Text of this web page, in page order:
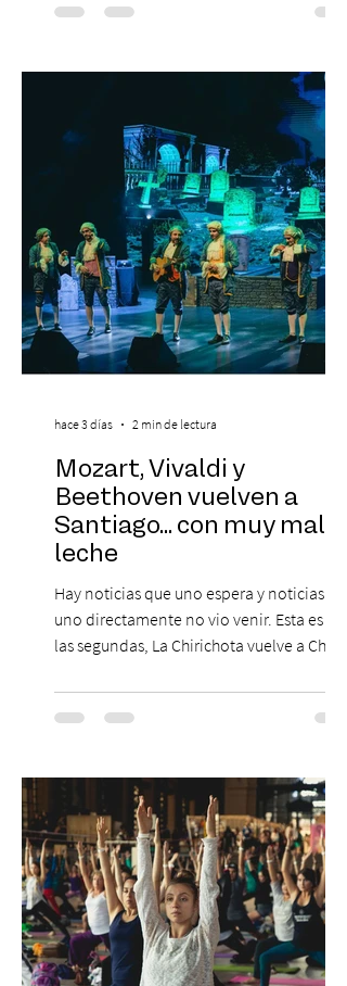
Hípico de Santiago. Últimos Weekend
con venta a través de Puntoticket.com
Creamfields Chile, el festival de música
electrónica más importante del país,
revela oficialmente el Lineup de su edición
2026. Calvin Harris, Boris Bre
Mozart, Vivaldi y
Beethoven vuelven a
Santiago... con muy mala
leche
Hay noticias que uno espera y noticias que
uno directamente no vio venir. Esta es de
las segundas, La Chirichota vuelve a Chile.
Después de agotar entradas en su primer
paso por Santiago en 2025, el grupo
retorna al Teatro Estudio 13 con dos
funciones, el 14 y 15 de agosto de 2026,
para que nadie se quede con las ganas (de
nuevo). Llegan con la confianza de quien
ha hecho sold-out en Colombia, Miami,
hace 3 días 2 min de lectura